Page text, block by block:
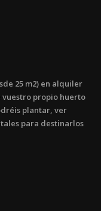
25 m2) en alquiler
vuestro propio huerto
plantar, ver
para destinarlos